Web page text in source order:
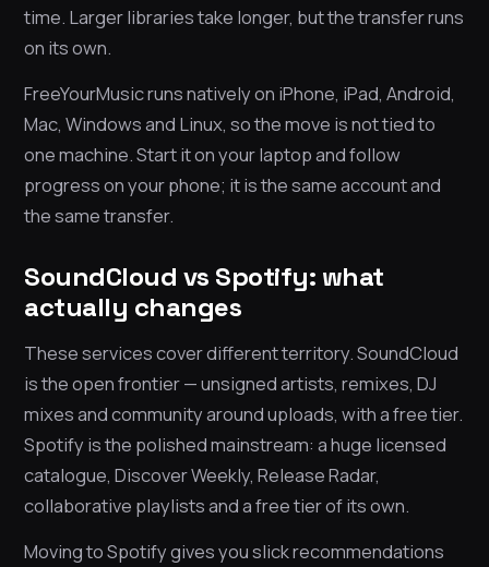
time. Larger libraries take longer, but the transfer runs
on its own.
FreeYourMusic runs natively on iPhone, iPad, Android,
Mac, Windows and Linux, so the move is not tied to
one machine. Start it on your laptop and follow
progress on your phone; it is the same account and
the same transfer.
SoundCloud vs Spotify: what
actually changes
These services cover different territory. SoundCloud
is the open frontier — unsigned artists, remixes, DJ
mixes and community around uploads, with a free tier.
Spotify is the polished mainstream: a huge licensed
catalogue, Discover Weekly, Release Radar,
collaborative playlists and a free tier of its own.
Moving to Spotify gives you slick recommendations